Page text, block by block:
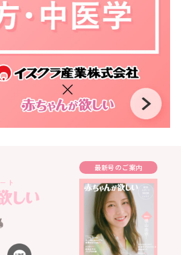
最新号のご案内